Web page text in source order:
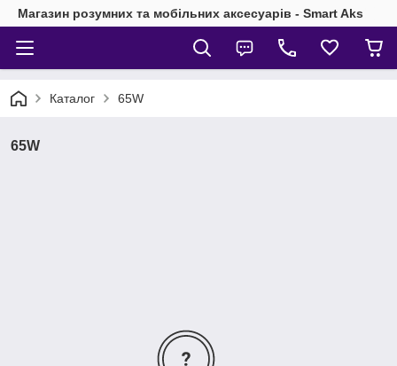
Магазин розумних та мобільних аксесуарів - Smart Aks
Каталог 65W
65W